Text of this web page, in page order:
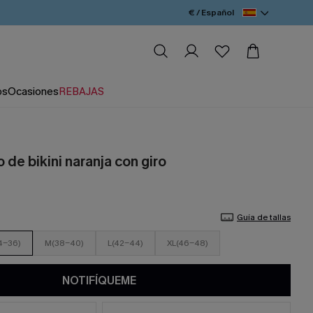
€ / Español
OcasionesREBAJAS
de bikini naranja con giro
Guía de tallas
36) M(38-40) L(42-44) XL(46-48)
NOTIFÍQUEME